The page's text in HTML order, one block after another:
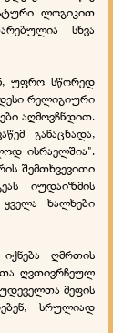
ლოგიკით
სხვა
უფრო სწორედ
რელიგიური
აღმოვჩნდით.
განაცხადა,
ისრაელშია".
შემთხვევითი
იუდაიზმის
ყველა ხალხები
ღმრთის
ღვთივრჩეულ
მეფის
სრულიად